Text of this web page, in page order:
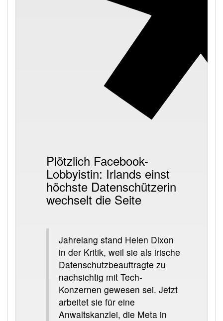
Plötzlich Facebook-
Lobbyistin: Irlands einst
höchste Datenschützerin
wechselt die Seite
Jahrelang stand Helen Dixon
in der Kritik, weil sie als irische
Datenschutzbeauftragte zu
nachsichtig mit Tech-
Konzernen gewesen sei. Jetzt
arbeitet sie für eine
Anwaltskanzlei, die Meta in